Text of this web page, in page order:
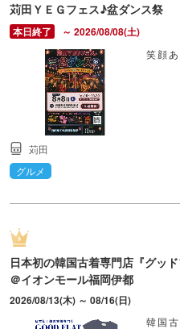
苅田ＹＥＧフェス♪盆ダンス祭
～ 2026/08/08(土)
笑顔
苅田
グルメ
日本初の韓国古着専門店『グッ
＠イオンモール福岡伊都
2026/08/13(木) ～ 08/16(日)
韓国